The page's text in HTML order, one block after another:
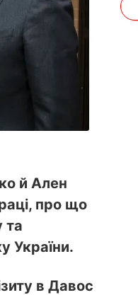
й Ален
про що
та
України.
в Давос